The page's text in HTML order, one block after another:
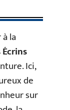
à la
Ici,
de
sur